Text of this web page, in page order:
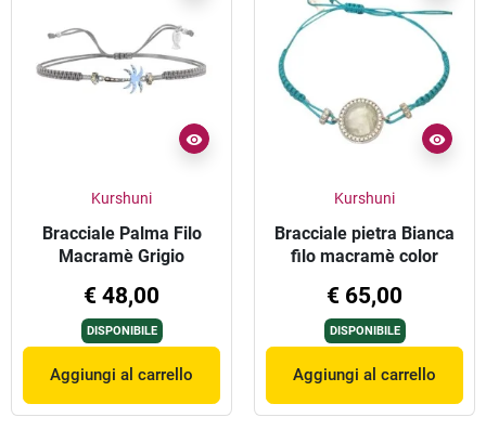
Kurshuni
Bracciale Palma Filo
Macramè Grigio
€ 48,00
DISPONIBILE
Aggiungi al carrello
Kurshuni
Bracciale pietra Bianca
filo macramè color
€ 65,00
DISPONIBILE
Aggiungi al carrello